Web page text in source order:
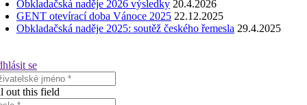
Obkladačská naděje 2026 výsledky 20.4.2026
GENT otevírací doba Vánoce 2025 22.12.2025
Obkladačská naděje 2025: soutěž českého řemesla 29.4.2025
se
out this field